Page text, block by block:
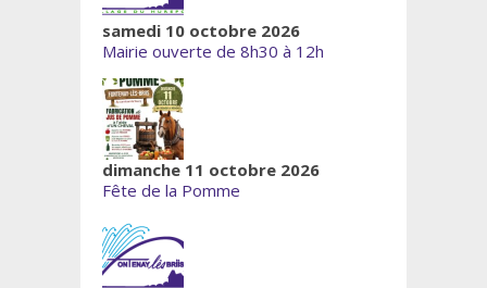
samedi 10 octobre 2026
Mairie ouverte de 8h30 à 12h
dimanche 11 octobre 2026
Fête de la Pomme